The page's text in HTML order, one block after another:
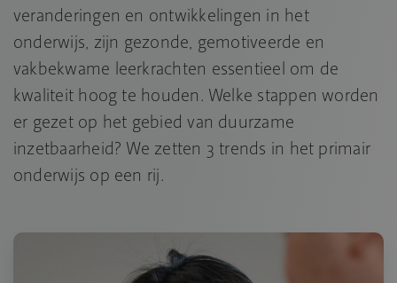
veranderingen en ontwikkelingen in het
onderwijs, zijn gezonde, gemotiveerde en
vakbekwame leerkrachten essentieel om de
kwaliteit hoog te houden. Welke stappen worden
er gezet op het gebied van duurzame
inzetbaarheid? We zetten 3 trends in het primair
onderwijs op een rij.